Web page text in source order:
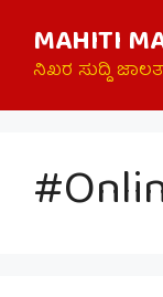
content
MAHITI
ನಿಖರ ಸುದ್ದಿ